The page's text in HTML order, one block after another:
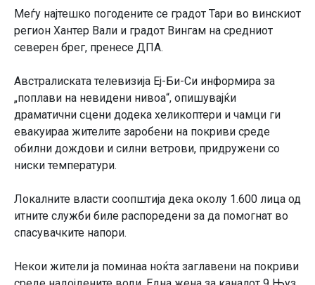
Меѓу најтешко погодените се градот Тари во винскиот
регион Хантер Вали и градот Вингам на средниот
северен брег, пренесе ДПА.
Австралиската телевизија Еј-Би-Си информира за
„поплави на невидени нивоа“, опишувајќи
драматични сцени додека хеликоптери и чамци ги
евакуираа жителите заробени на покриви среде
обилни дождови и силни ветрови, придружени со
ниски температури.
Локалните власти соопштија дека околу 1.600 лица од
итните служби биле распоредени за да помогнат во
спасувачките напори.
Некои жители ја поминаа ноќта заглавени на покриви